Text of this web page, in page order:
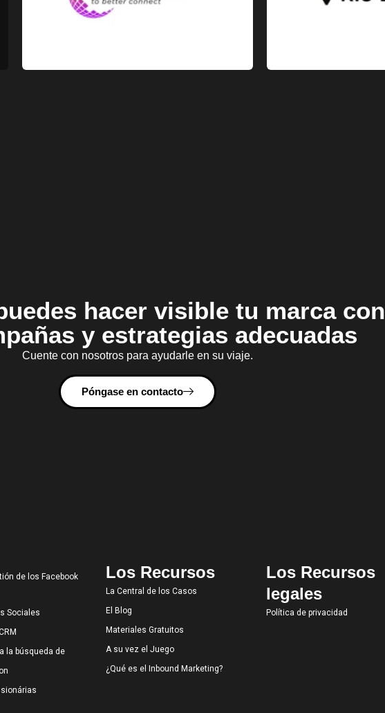
hacer visible tu marca con
y estrategias adecuadas
Cuente con nosotros para ayudarle en su viaje.
Póngase en contacto
de los Facebook
Sociales
la búsqueda de
Los Recursos
La Central de los Casos
El Blog
Materiales Gratuitos
A su vez el Juego
¿Qué es el Inbound Marketing?
Los Recursos
legales
Política de privacidad